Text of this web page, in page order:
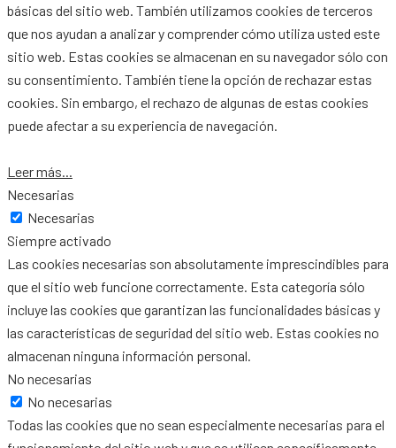
básicas del sitio web. También utilizamos cookies de terceros
que nos ayudan a analizar y comprender cómo utiliza usted este
sitio web. Estas cookies se almacenan en su navegador sólo con
su consentimiento. También tiene la opción de rechazar estas
cookies. Sin embargo, el rechazo de algunas de estas cookies
puede afectar a su experiencia de navegación.
Leer más...
Necesarias
Necesarias
Siempre activado
Las cookies necesarias son absolutamente imprescindibles para
que el sitio web funcione correctamente. Esta categoría sólo
incluye las cookies que garantizan las funcionalidades básicas y
las características de seguridad del sitio web. Estas cookies no
almacenan ninguna información personal.
No necesarias
No necesarias
Todas las cookies que no sean especialmente necesarias para el